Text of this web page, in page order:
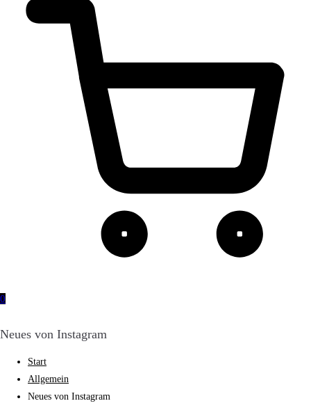
0
Neues von Instagram
Start
Allgemein
Neues von Instagram